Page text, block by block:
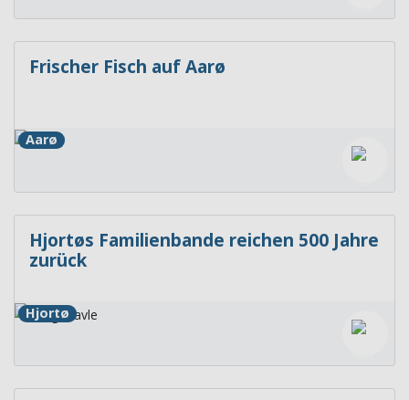
Frischer Fisch auf Aarø
Aarø
Hjortøs Familienbande reichen 500 Jahre
zurück
Hjortø